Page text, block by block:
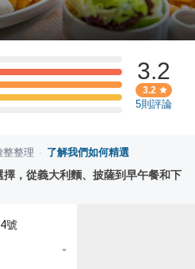
3.2
3.2
5則評論
整整理 · 了解我們如何精選
，從義大利麵、披薩到早午餐和下
號